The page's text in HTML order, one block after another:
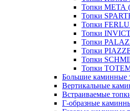
Топки МЕТА
Топки
Топки
Топки
Топки
Топки
Топки
Топки
Большие каминные
Вертикальные
Встраиваемые
Г-образные